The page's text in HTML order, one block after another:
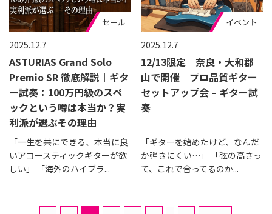
2025.12.7
ASTURIAS Grand Solo
Premio SR 徹底解説｜ギタ
ー試奏：100万円級のスペ
ックという噂は本当か？実
利派が選ぶその理由
「一生を共にできる、本当に良
いアコースティックギターが欲
しい」 「海外のハイブラ...
セール
2025.12.7
12/13限定｜奈良・大和郡
山で開催｜プロ品質ギター
セットアップ会 – ギター試
奏
「ギターを始めたけど、なんだ
か弾きにくい…」 「弦の高さっ
て、これで合ってるのか...
イベント